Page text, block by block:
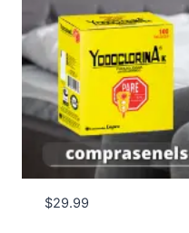
$29.99